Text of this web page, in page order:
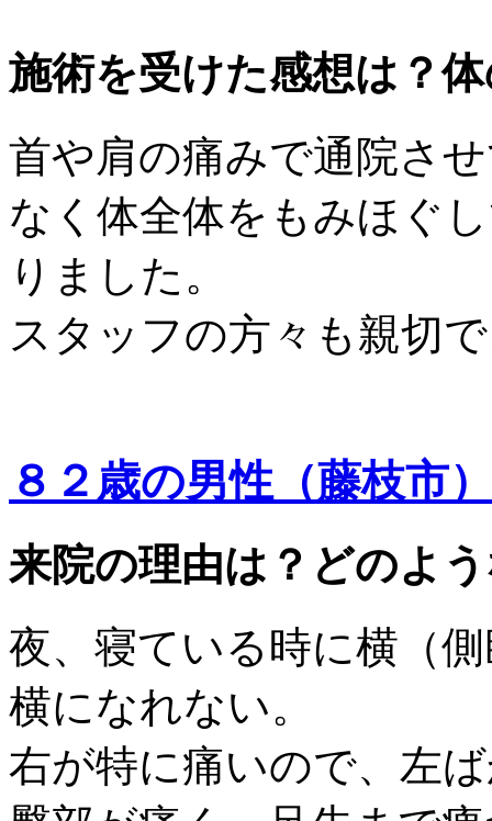
施術を受けた感想は？
首や肩の痛みで通院さ
なく体全体をもみほぐ
りました。
スタッフの方々も親切
８２歳の男性（藤枝市）
来院の理由は？どのよ
夜、寝ている時に横（
横になれない。
右が特に痛いので、左